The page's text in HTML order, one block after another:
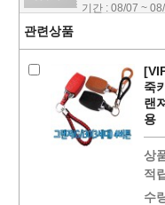
기간 : 08/07 ~
관련상품
죽
랜
용
상
적
수